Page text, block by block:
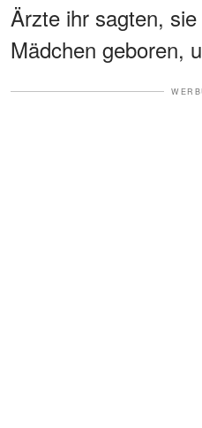
Ärzte ihr sagten,
Mädchen geboren,